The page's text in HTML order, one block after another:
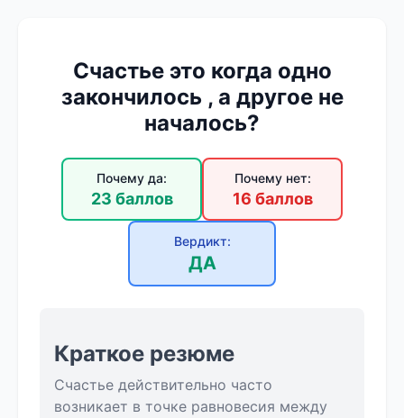
Счастье это когда одно
закончилось , а другое не
началось?
Почему да:
23 баллов
Почему нет:
16 баллов
Вердикт:
ДА
Краткое резюме
Счастье действительно часто
возникает в точке равновесия между